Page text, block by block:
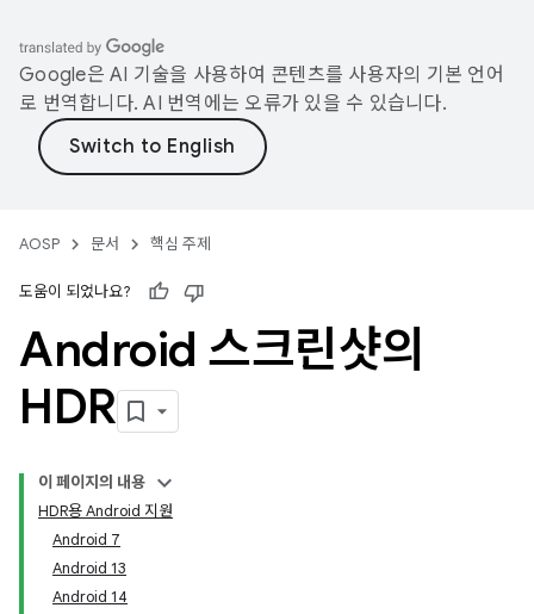
Google은 AI 기술을 사용하여 콘텐츠를 사용자의 기본 언어
로 번역합니다. AI 번역에는 오류가 있을 수 있습니다.
AOSP 문서 핵심 주제
도움이 되었나요?
Android 스크린샷의
HDR
이 페이지의 내용
HDR용 Android 지원
Android 7
Android 13
Android 14